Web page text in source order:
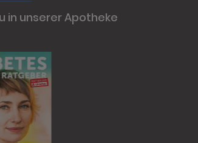
in unserer Apotheke